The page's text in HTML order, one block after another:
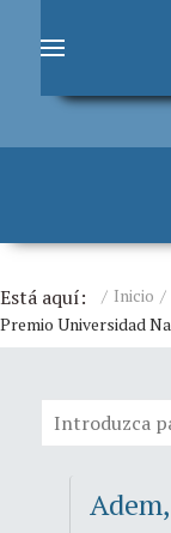
Está aquí: Inicio
Premio Universidad
Introduzca